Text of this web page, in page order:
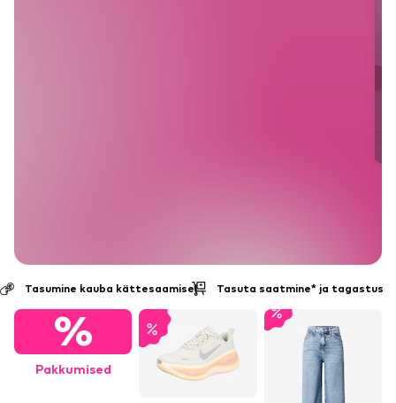
Tasuta saatmine* ja tagastus
Tasumine kauba kättesaamisel
%
Pakkumised